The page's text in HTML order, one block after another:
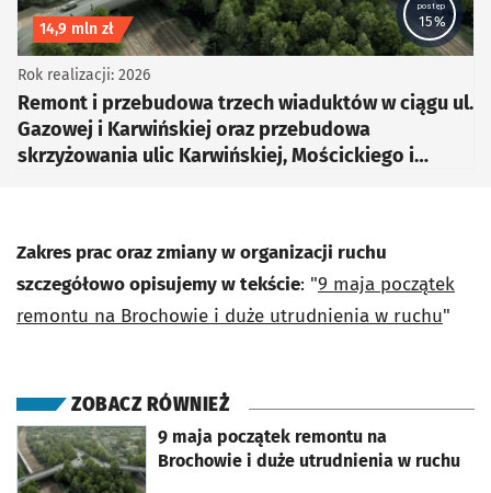
postęp
15%
Koszt inwestycji
14,9 mln zł
Remont i przebudowa trzech wiaduktów w ciągu ul.
Gazowej i Karwińskiej oraz przebudowa
skrzyżowania ulic Karwińskiej, Mościckiego i
Rok realizacji: 2026
Zakres prac oraz zmiany w organizacji ruchu
szczegółowo opisujemy w tekście: "9 maja początek
remontu na Brochowie i duże utrudnienia w ruchu"
ZOBACZ RÓWNIEŻ
9 maja początek remontu na
Brochowie i duże utrudnienia w ruchu
otworzy się w nowej karcie